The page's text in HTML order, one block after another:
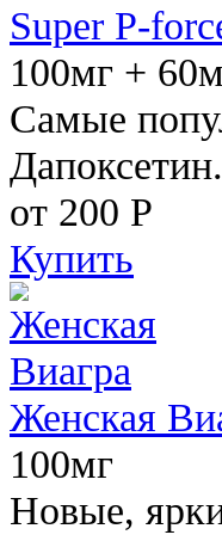
Super P-
100мг +
Самые
Дапоксетин.
от 200 Р
Купить
Женская
100мг
Новые,